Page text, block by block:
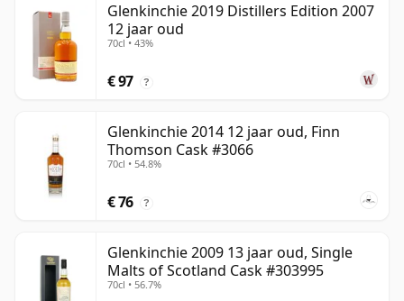
Glenkinchie 2019 Distillers Edition 2007
12 jaar oud
70cl • 43%
€ 97 ?
Glenkinchie 2014 12 jaar oud, Finn
Thomson Cask #3066
70cl • 54.8%
€ 76 ?
Glenkinchie 2009 13 jaar oud, Single
Malts of Scotland Cask #303995
70cl • 56.7%